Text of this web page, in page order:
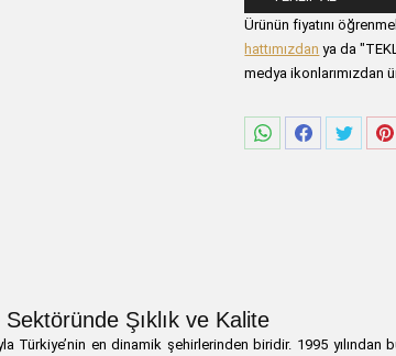
Lütfen aşağıdaki formu
Ürünün fiyatını
hattımızdan ya da
medya ikonlarımızdan
ShareShareShare
Şıklık ve Kalite
Türkiye’nin en dinamik şehirlerinden biridir. 1995 yılından